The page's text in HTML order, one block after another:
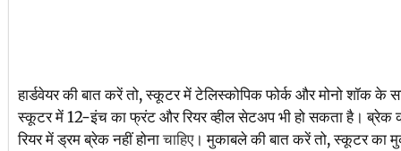
हार्डवेयर की बात करें तो, स्कूटर में टेलिस्कोपिक फोर्क और मोनो शॉक के
स्कूटर में 12-इंच का फ्रंट और रियर व्हील सेटअप भी हो सकता है।
रियर में ड्रम ब्रेक नहीं होनाचाहिए। मुकाबले की बात करें तो, स्कूटर का